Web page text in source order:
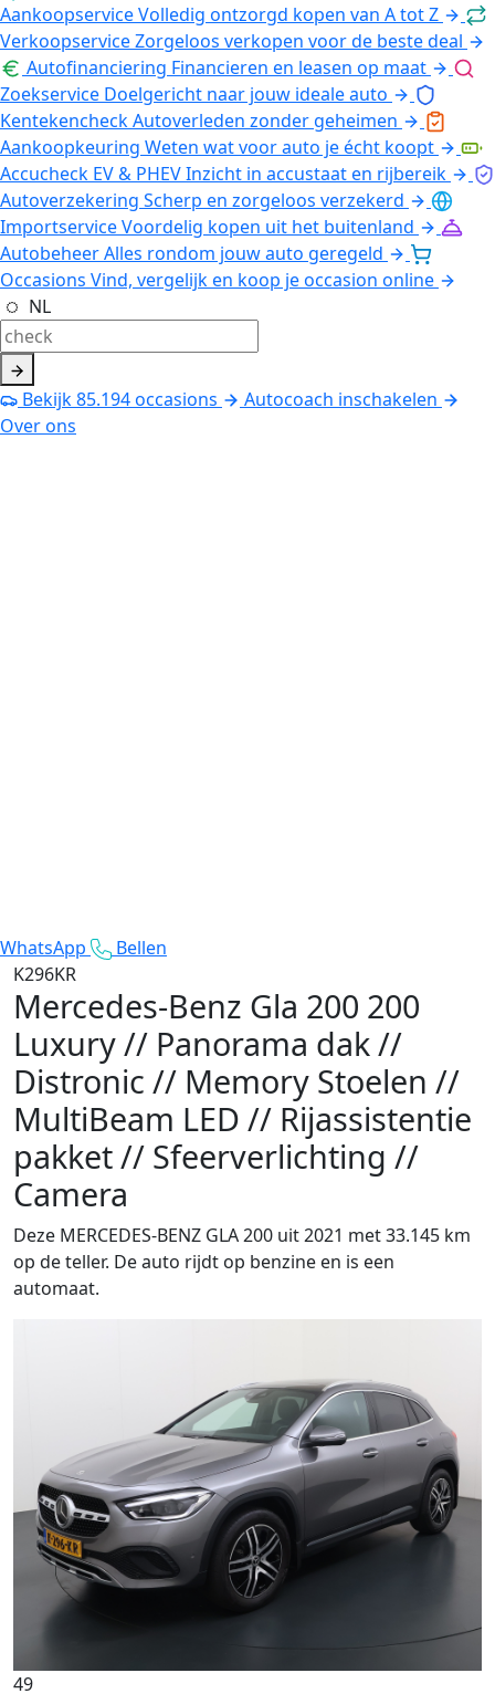
AankoopserviceVolledig ontzorgd kopen van A tot Z
VerkoopserviceZorgeloos verkopen voor de beste deal
Autofinanciering Financieren en leasen op maat
Zoekservice Doelgericht naar jouw ideale auto
KentekencheckAutoverleden zonder geheimen
Aankoopkeuring Weten wat voor auto je écht koopt
Accucheck EV & PHEVInzicht in accustaat en rijbereik
Autoverzekering Scherp en zorgeloos verzekerd
ImportserviceVoordelig kopen uit het buitenland
AutobeheerAlles rondom jouw auto geregeld
Occasions Vind, vergelijk en koop je occasion online
NL
Bekijk85.194occasions
Autocoach inschakelen
Over ons
WhatsApp
Bellen
K296KR
Mercedes-Benz Gla 200 200
Luxury // Panorama dak //
Distronic // Memory Stoelen //
MultiBeam LED // Rijassistentie
pakket // Sfeerverlichting //
Camera
Deze MERCEDES-BENZ GLA 200 uit 2021 met 33.145 km
op de teller. De auto rijdt op benzine en is een
automaat.
49